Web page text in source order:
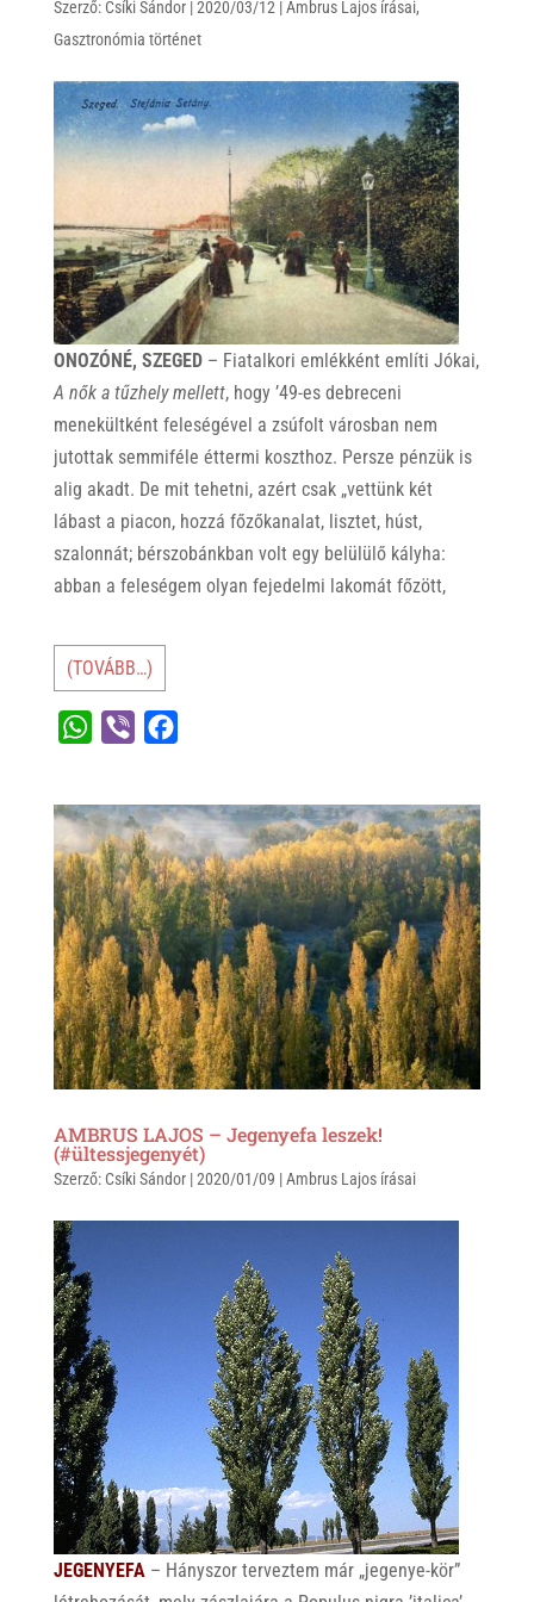
Szerző: Csíki Sándor|2020/03/12 |Ambrus Lajos írásai,
Gasztronómia történet
ONOZÓNÉ, SZEGED– Fiatalkori emlékként említi Jókai,
A nők a tűzhely mellett, hogy ’49-es debreceni
menekültként feleségével a zsúfolt városban nem
jutottak semmiféle éttermi koszthoz. Persze pénzük is
alig akadt. De mit tehetni, azért csak „vettünk két
lábast a piacon, hozzá főzőkanalat, lisztet, húst,
szalonnát; bérszobánkban volt egy belülülő kályha:
abban a feleségem olyan fejedelmi lakomát főzött,
(TOVÁBB…)
t
s
A
p
p
e
r
e
b
o
o
k
AMBRUS LAJOS – Jegenyefa leszek!
(#ültessjegenyét)
Szerző: Csíki Sándor|2020/01/09 |Ambrus Lajos írásai
JEGENYEFA– Hányszor terveztem már „jegenye-kör”